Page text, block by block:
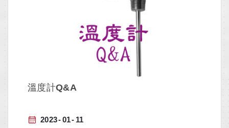
11
01
2023
溫度計Q&A